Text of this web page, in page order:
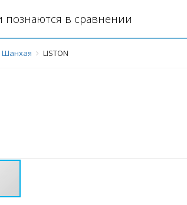
познаются в сравнении
Шанхая LISTON